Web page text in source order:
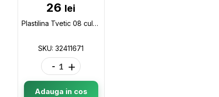
26 lei
Plastilina Tvetic 08 culori (120gr) 32411671
SKU: 32411671
- +
Adauga in cos